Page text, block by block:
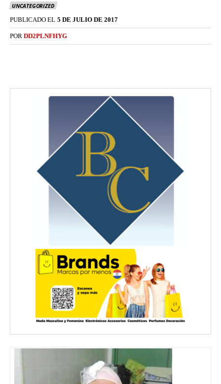
UNCATEGORIZED
PUBLICADO EL 5 DE JULIO DE 2017
POR DD2PLNFHYG